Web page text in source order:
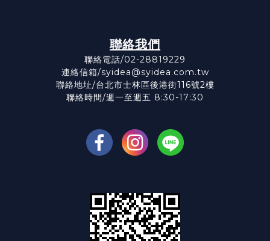
聯絡我們
聯絡電話/02-28819229
連絡信箱/syidea@syidea.com.tw
聯絡地址/台北市士林區後港街116號2樓
聯絡時間/週一至週五 8:30-17:30